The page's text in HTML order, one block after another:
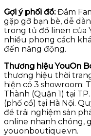
Gợi ý phối đồ:Đầm
gặp gỡ bạn bè, dễ
trong tủ đồ linen của
nhiều phong cách
đến năng động.
Thương hiệu YouOn
thương hiệu thời
hiện có 3 showroom:
Thành (Quận 1) tại
(phố cổ) tại Hà Nội.
để trải nghiệm sản
online nhanh chóng,
youonboutique.vn.